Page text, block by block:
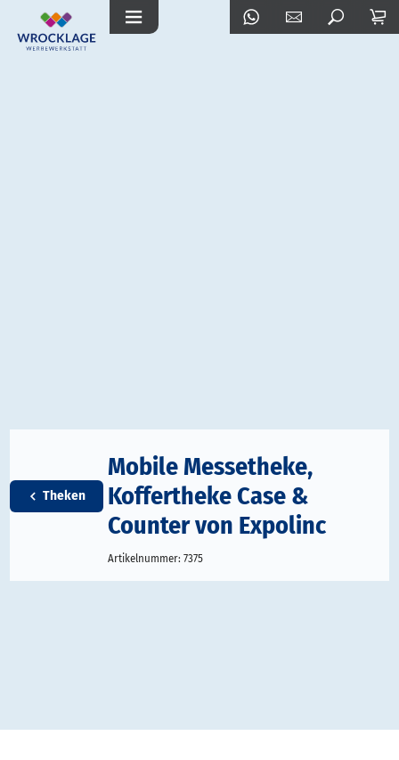
Theken
Mobile Messetheke,
Koffertheke Case &
Counter von Expolinc
Artikelnummer: 7375